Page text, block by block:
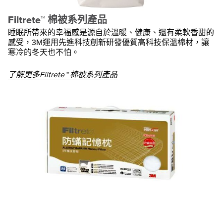
Filtrete™ 棉被系列產品
睡眠所帶來的幸福感是源自於溫暖、健康、還有柔軟香甜的
感受，3M運用先進科技創新研發優質高科技保溫棉材，讓
寒冷的冬天也不怕。
了解更多Filtrete™ 棉被系列產品